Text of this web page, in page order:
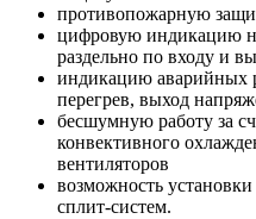
противопожарную
цифровую индикацию
раздельно по входу и
индикацию аварийных
перегрев, выход
бесшумную работу за
конвективного
вентиляторов
возможность
сплит-систем.